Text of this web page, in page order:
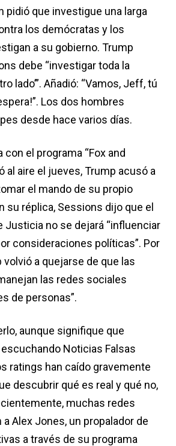
pidió que investigue una larga
los demócratas y los
a su gobierno. Trump
debe “investigar toda la
lado’”. Añadió: “Vamos, Jeff, tú
Los dos hombres
desde hace varios días.
con el programa “Fox and
al aire el jueves, Trump acusó a
el mando de su propio
su réplica, Sessions dijo que el
Justicia no se dejará “influenciar
consideraciones políticas”. Por
volvió a quejarse de que las
las redes sociales
de personas”.
aunque signifique que
Noticias Falsas
ratings han caído gravemente
descubrir qué es real y qué no,
muchas redes
Alex Jones, un propalador de
a través de su programa